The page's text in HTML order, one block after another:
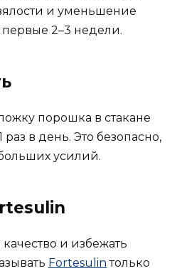
и уменьшение
2–3 недели.
порошка в стакане
в день. Это безопасно,
усилий.
и избежать
Fortesulin только